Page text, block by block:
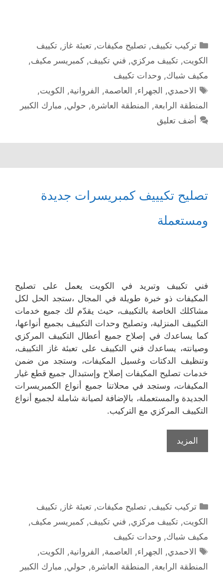
التصنيفات
تركيب تكييف,تصليح مكيفات,تعبئة غاز ,تكييف
الكويت, تكييف مركزي, فني تكييف, كمبريسر مكيف,
مكيف شباك, وحدات تكييف
الوسوم
الاحمدي, الجهراء, العاصمة, الفروانية, الكويت,
المنطقة الرابعة, المنطقة العاشرة, حولي, مبارك الكبير
أضف تعليق
تصليح تكيييف كمبريسرات جديدة
ومستعملة
فني تكييف وتبريد في الكويت يعمل على تصليح
المكيفات ذو خبرة طويلة في المجال ،ستجد الحل لكل
مشاكلك الخاصة بالتكييف، حيث يقدّم لك جميع خدمات
التكييف المنزلية، وتصليح وحدات التكييف بجميع أنواعها،
كما يساعدك في إصلاح جميع أعطال التكييف المركزي
وصيانته، يساعدك فني التكييف على تعبئة غاز التكييف،
وتنظيف الدكتات وغسيل المكيفات، وستجد من ضمن
خدمات تصليح المكيفات إصلاح وإستبدال جميع قطع غيار
المكيفات، وستجد في محلاتنا جميع أنواع الكمبريسرات
الجديدة والمستعملة، بالإضافة لصيانة شاملة لجميع أنواع
التكييف المركزي مع التركيب.
المزيد
التصنيفات
تركيب تكييف,تصليح مكيفات,تعبئة غاز ,تكييف
الكويت, تكييف مركزي, فني تكييف, كمبريسر مكيف,
مكيف شباك, وحدات تكييف
الوسوم
الاحمدي, الجهراء, العاصمة, الفروانية, الكويت,
المنطقة الرابعة, المنطقة العاشرة, حولي, مبارك الكبير